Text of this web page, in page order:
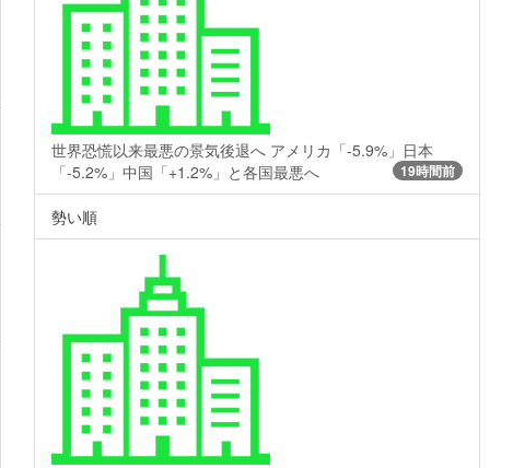
世界恐慌以来最悪の景気後退へ アメリカ「-5.9%」日本
「-5.2%」中国「+1.2%」と各国最悪へ
19時間前
勢い順